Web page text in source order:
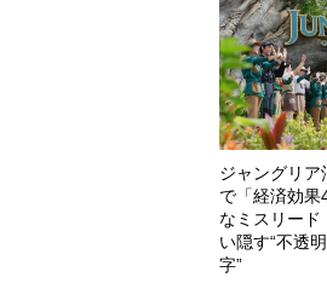
ジャングリア
で「経済効果
なミスリー
い隠す“不透
字”